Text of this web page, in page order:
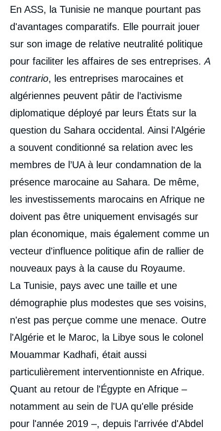
En ASS, la Tunisie ne manque pourtant pas
d'avantages comparatifs. Elle pourrait jouer
sur son image de relative neutralité politique
pour faciliter les affaires de ses entreprises.A
contrario, les entreprises marocaines et
algériennes peuvent pâtir de l’activisme
diplomatique déployé par leurs États sur la
question du Sahara occidental. Ainsi l'Algérie
a souvent conditionné sa relation avec les
membres de l’UA à leur condamnation de la
présence marocaine au Sahara. De même,
les investissements marocains en Afrique ne
doivent pas être uniquement envisagés sur
plan économique, mais également comme un
vecteur d'influence politique afin de rallier de
nouveaux pays à la cause du Royaume.
La Tunisie, pays avec une taille et une
démographie plus modestes que ses voisins,
n'est pas perçue comme une menace. Outre
l'Algérie et le Maroc, la Libye sous le colonel
Mouammar Kadhafi, était aussi
particulièrement interventionniste en Afrique.
Quant au retour de l'Égypte en Afrique –
notamment au sein de l'UA qu'elle préside
pour l'année 2019 –, depuis l'arrivée d'Abdel